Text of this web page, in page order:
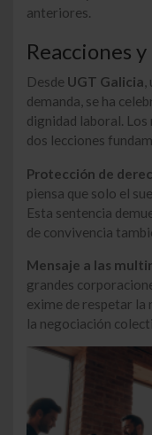
anteriores.
Reacciones
Desde UGT Galicia
demanda, se ha
dignidad laboral.
dos lecciones
Protección de
piensa que solo el
Esta sentencia
de convivencia
Mensaje a las
grandes
exime de respetar
la negociación